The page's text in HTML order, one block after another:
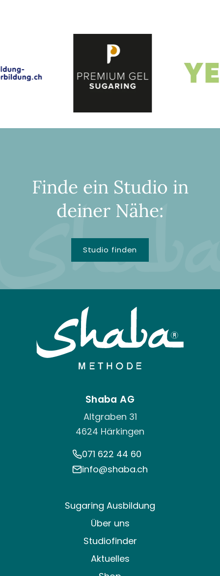
Finde ein Studio in
deiner Nähe:
Studio finden
Shaba AG
Altgraben 31
4624 Härkingen
071 622 44 60
info@shaba.ch
Sugaring Ausbildung
Über uns
Studiofinder
Aktuelles